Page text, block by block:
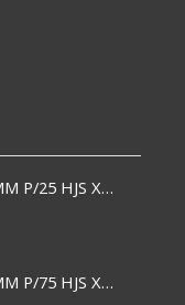
ESPIRAL PLASTICO 7 MM P/25 HJS X50x3000
ESPIRAL PLASTICO 9 MM P/75 HJS X50X2400